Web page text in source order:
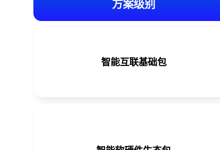
方案级别
智能互联基础包